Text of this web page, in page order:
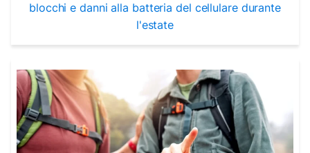
blocchi e danni alla batteria del cellulare durante
l'estate